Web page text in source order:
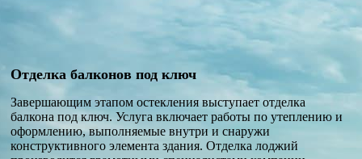
Отделка балконов под ключ
Завершающим этапом остекления выступает отделка
балкона под ключ. Услуга включает работы по утеплению и
оформлению, выполняемые внутри и снаружи
конструктивного элемента здания. Отделка лоджий